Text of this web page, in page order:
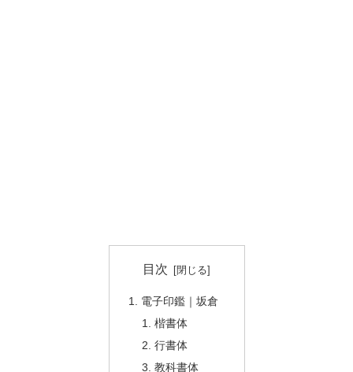
目次
電子印鑑｜坂倉
楷書体
行書体
教科書体